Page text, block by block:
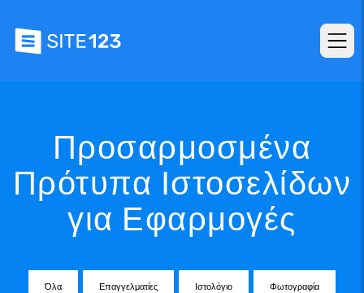
Προσαρμοσμένα
Πρότυπα Ιστοσελίδων
για Εφαρμογές
Όλα Επαγγελματίες Ιστολόγιο Φωτογραφία